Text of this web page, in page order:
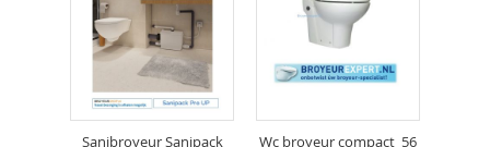
Sanibroyeur Sanipack Wc broyeur compact 56